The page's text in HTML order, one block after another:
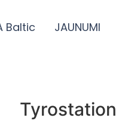
Baltic JAUNUMI
Tyrostation